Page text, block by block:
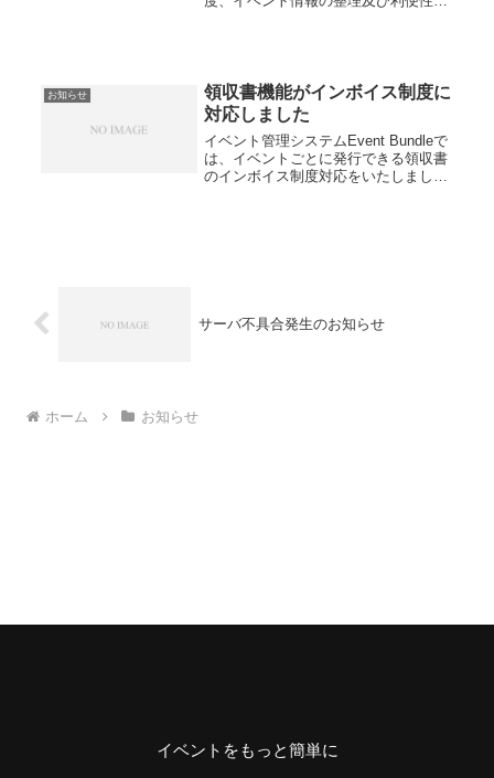
お知らせ
領収書機能がインボイス制度に
対応しました
イベント管理システムEvent Bundleで
は、イベントごとに発行できる領収書
のインボイス制度対応をいたしまし
サーバ不具合発生のお知らせ
ホーム お知らせ
イベントをもっと簡単に